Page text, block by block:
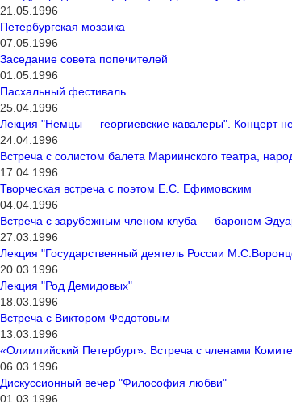
21.05.1996
Петербургская мозаика
07.05.1996
Заседание совета попечителей
01.05.1996
Пасхальный фестиваль
25.04.1996
Лекция "Немцы — георгиевские кавалеры". Концерт
24.04.1996
Встреча с солистом балета Мариинского театра,
17.04.1996
Творческая встреча с поэтом Е.С. Ефимовским
04.04.1996
Встреча с зарубежным членом клуба — бароном
27.03.1996
Лекция "Государственный деятель России
20.03.1996
Лекция "Род Демидовых"
18.03.1996
Встреча с Виктором Федотовым
13.03.1996
«Олимпийский Петербург». Встреча с членами
06.03.1996
Дискуссионный вечер "Философия любви"
01.03.1996